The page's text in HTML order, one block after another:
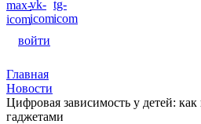
войти
Главная
Новости
Цифровая зависимость у детей: как
гаджетами